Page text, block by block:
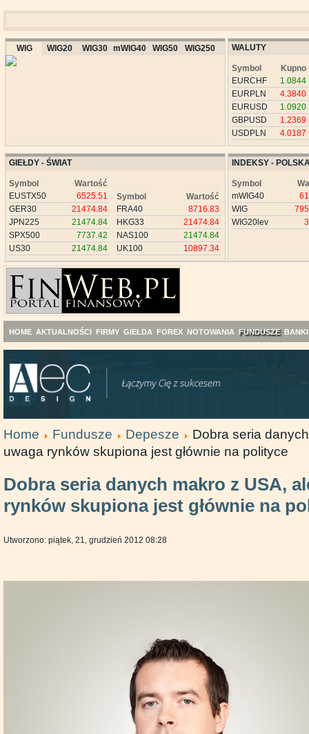
WIG WIG20 WIG30 mWIG40 WIG50 WIG250 WALUTY
Symbol
Kupno
EURCHF
1.0844
EURPLN
4.3840
EURUSD
1.0920
GBPUSD
1.2369
USDPLN
4.0187
GIEŁDY - ŚWIAT
Symbol
Wartość
EUSTX50
6525.51
GER30
21474.84
JPN225
21474.84
SPX500
7737.42
US30
21474.84
Symbol
Wartość
FRA40
8716.83
HKG33
21474.84
NAS100
21474.84
UK100
10897.34
INDEKSY -
Symbol
mWIG40
WIG
WIG20lev
HOME AKTUALNOŚCI FIRMY GIEŁDA FOREX NOTOWANIA FUNDUSZE BANKI
Home Fundusze Depesze
Dobra seria
uwaga rynków skupiona jest głównie na polityce
Dobra seria danych makro z USA,
rynków skupiona jest głównie na
Utworzono: piątek, 21, grudzień 2012 08:28